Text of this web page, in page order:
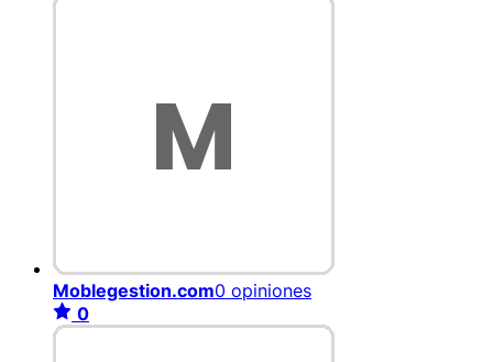
Moblegestion.com0 opiniones
0